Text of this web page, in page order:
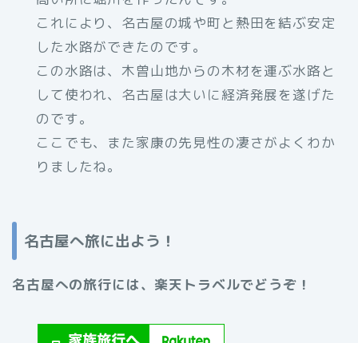
これにより、名古屋の城や町と熱田を結ぶ安定
した水路ができたのです。
この水路は、木曽山地からの木材を運ぶ水路と
して使われ、名古屋は大いに経済発展を遂げた
のです。
ここでも、また家康の先見性の凄さがよくわか
りましたね。
名古屋へ旅に出よう！
名古屋への旅行には、楽天トラベルでどうぞ！